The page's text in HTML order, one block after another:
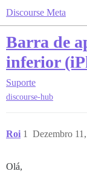
Discourse Meta
Barra de
inferior
Suporte
discourse-hub
Roi Dezembro
1
Olá,